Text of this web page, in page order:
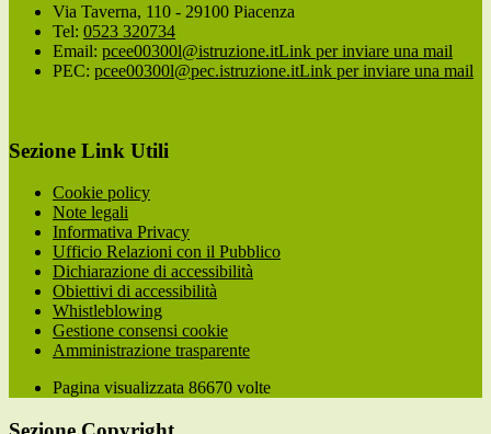
Via Taverna, 110 - 29100 Piacenza
Tel: 0523 320734
Email: pcee00300l@istruzione.itLink per inviare una mail
PEC: pcee00300l@pec.istruzione.itLink per inviare una mail
Sezione Link Utili
Cookie policy
Note legali
Informativa Privacy
Ufficio Relazioni con il Pubblico
Dichiarazione di accessibilità
Obiettivi di accessibilità
Whistleblowing
Gestione consensi cookie
Amministrazione trasparente
Pagina visualizzata 86670 volte